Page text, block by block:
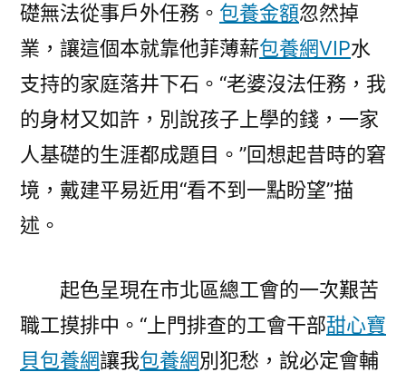
礎無法從事戶外任務。 包養金額忽然掉
業，讓這個本就靠他菲薄薪包養網VIP水
支持的家庭落井下石。“老婆沒法任務，我
的身材又如許，別說孩子上學的錢，一家
人基礎的生涯都成題目。”回想起昔時的窘
境，戴建平易近用“看不到一點盼望”描
述。
起色呈現在市北區總工會的一次艱苦
職工摸排中。“上門排查的工會干部甜心寶
貝包養網讓我包養網別犯愁，說必定會輔